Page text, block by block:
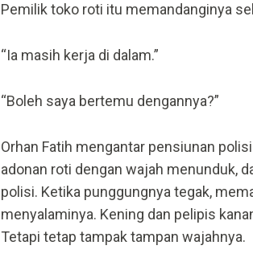
Pemilik toko roti itu memandanginya
“Ia masih kerja di dalam.”
“Boleh saya bertemu dengannya?”
Orhan Fatih mengantar pensiunan
adonan roti dengan wajah menunduk,
polisi. Ketika punggungnya tegak,
menyalaminya. Kening dan pelipis
Tetapi tetap tampak tampan wajahnya.